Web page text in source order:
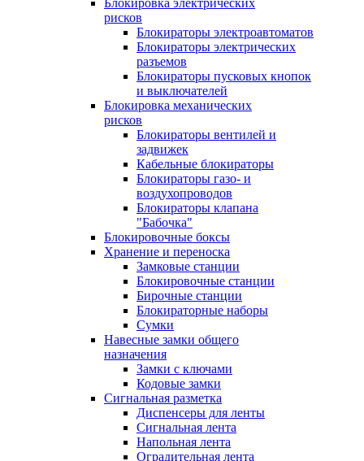
Блокировка электрических
рисков
Блокираторы электроавтоматов
Блокираторы электрических
разъемов
Блокираторы пусковых кнопок
и выключателей
Блокировка механических
рисков
Блокираторы вентилей и
задвижек
Кабельные блокираторы
Блокираторы газо- и
воздухопроводов
Блокираторы клапана
"Бабочка"
Блокировочные боксы
Хранение и переноска
Замковые станции
Блокировочные станции
Бирочные станции
Блокираторные наборы
Сумки
Навесные замки общего
назначения
Замки с ключами
Кодовые замки
Сигнальная разметка
Диспенсеры для ленты
Сигнальная лента
Напольная лента
Оградительная лента